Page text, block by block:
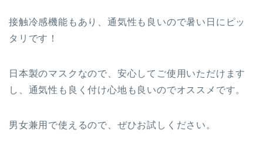
接触冷感機能もあり、通気性も良いので暑い日にピッ
タリです！
日本製のマスクなので、安心してご使用いただけます
し、通気性も良く付け心地も良いのでオススメです。
男女兼用で使えるので、ぜひお試しください。